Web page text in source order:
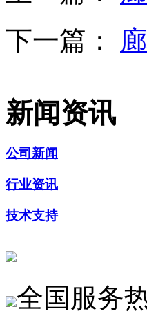
下一篇：
新闻资讯
公司新闻
行业资讯
技术支持
全国服务